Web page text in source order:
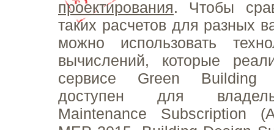
проектирования. Чтобы
таких расчетов для разных
можно использовать
вычислений, которые
сервисе Green Building
доступен для
Maintenance Subscription